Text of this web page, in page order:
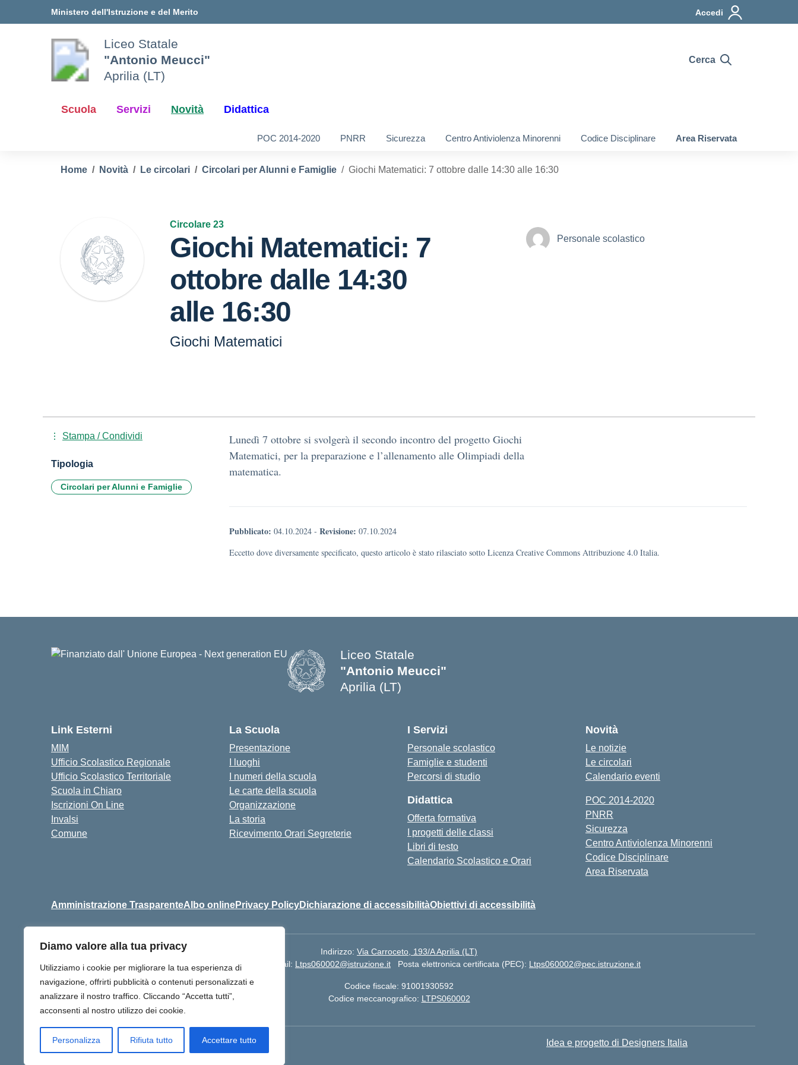
Diamo valore alla tua privacy
Utilizziamo i cookie per migliorare la tua esperienza di
navigazione, offrirti pubblicità o contenuti personalizzati e
analizzare il nostro traffico. Cliccando “Accetta tutti”,
acconsenti al nostro utilizzo dei cookie.
Personalizza Rifiuta tutto Accettare tutto
Ministero dell'Istruzione e del Merito Accedi
Liceo Statale
"Antonio Meucci"
Aprilia (LT)
Cerca
Scuola Servizi Novità Didattica
POC 2014-2020 PNRR Sicurezza Centro Antiviolenza Minorenni Codice Disciplinare Area Riservata
Home Novità Le circolari Circolari per Alunni e Famiglie Giochi Matematici: 7 ottobre dalle 14:30 alle 16:30
Circolare 23
Giochi Matematici: 7
ottobre dalle 14:30
alle 16:30
Giochi Matematici
Personale scolastico
Lunedì 7 ottobre si svolgerà il secondo incontro del progetto Giochi
Matematici, per la preparazione e l’allenamento alle Olimpiadi della
matematica.
Pubblicato: 04.10.2024 - Revisione: 07.10.2024
Eccetto dove diversamente specificato, questo articolo è stato rilasciato sotto Licenza Creative Commons Attribuzione 4.0 Italia.
Stampa / Condividi
Tipologia
Circolari per Alunni e Famiglie
Liceo Statale
"Antonio Meucci"
Aprilia (LT)
Link Esterni
MIM
Ufficio Scolastico Regionale
Ufficio Scolastico Territoriale
Scuola in Chiaro
Iscrizioni On Line
Invalsi
Comune
La Scuola
Presentazione
I luoghi
I numeri della scuola
Le carte della scuola
Organizzazione
La storia
Ricevimento Orari Segreterie
I Servizi
Personale scolastico
Famiglie e studenti
Percorsi di studio
Didattica
Offerta formativa
I progetti delle classi
Libri di testo
Calendario Scolastico e Orari
Novità
Le notizie
Le circolari
Calendario eventi
POC 2014-2020
PNRR
Sicurezza
Centro Antiviolenza Minorenni
Codice Disciplinare
Area Riservata
Amministrazione TrasparenteAlbo onlinePrivacy PolicyDichiarazione di accessibilitàObiettivi di accessibilità
Indirizzo: Via Carroceto, 193/A Aprilia (LT)
Centralino:
+39 06 9257678 Email: Ltps060002@istruzione.it Posta elettronica certificata (PEC): Ltps060002@pec.istruzione.it
Codice fiscale: 91001930592
Codice meccanografico: LTPS060002
Idea e progetto di Designers Italia